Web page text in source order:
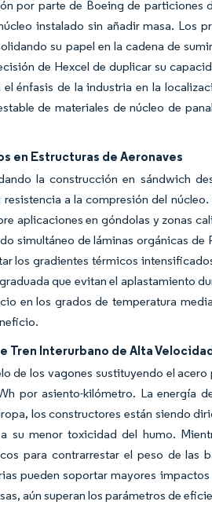
por parte de Boeing de particiones
instalado sin añadir masa. Los
su papel en la cadena de
de Hexcel de duplicar su
énfasis de la industria en la
de materiales de núcleo de
en Estructuras de Aeronaves
la construcción en sándwich
a la compresión del
aplicaciones en góndolas y zonas
simultáneo de láminas orgánicas
los gradientes térmicos
que evitan el aplastamiento
en los grados de temperatura
Tren Interurbano de Alta
de los vagones sustituyendo el
por asiento-kilómetro. La energía
los constructores están siendo
menor toxicidad del humo.
para contrarrestar el peso de las
pueden soportar mayores
aún superan los parámetros de